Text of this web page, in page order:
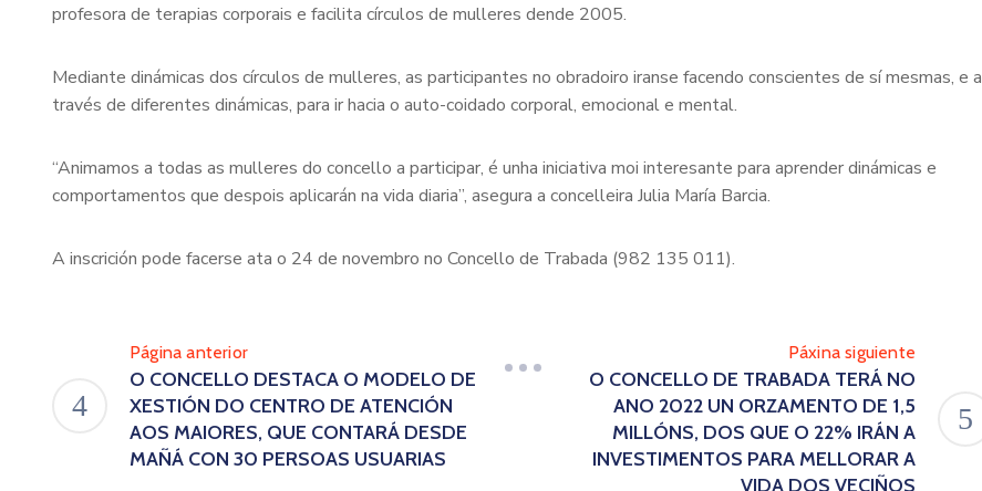
profesora de terapias corporais e facilita círculos de mulleres dende 2005.
Mediante dinámicas dos círculos de mulleres, as participantes no obradoiro iranse facendo conscientes de sí mesmas, e a
través de diferentes dinámicas, para ir hacia o auto-coidado corporal, emocional e mental.
“Animamos a todas as mulleres do concello a participar, é unha iniciativa moi interesante para aprender dinámicas e
comportamentos que despois aplicarán na vida diaria”, asegura a concelleira Julia María Barcia.
A inscrición pode facerse ata o 24 de novembro no Concello de Trabada (982 135 011).
Página anterior
O CONCELLO DESTACA O MODELO DE
XESTIÓN DO CENTRO DE ATENCIÓN
AOS MAIORES, QUE CONTARÁ DESDE
MAÑÁ CON 30 PERSOAS USUARIAS
Páxina siguiente
O CONCELLO DE TRABADA TERÁ NO
ANO 2022 UN ORZAMENTO DE 1,5
MILLÓNS, DOS QUE O 22% IRÁN A
INVESTIMENTOS PARA MELLORAR A
VIDA DOS VECIÑOS